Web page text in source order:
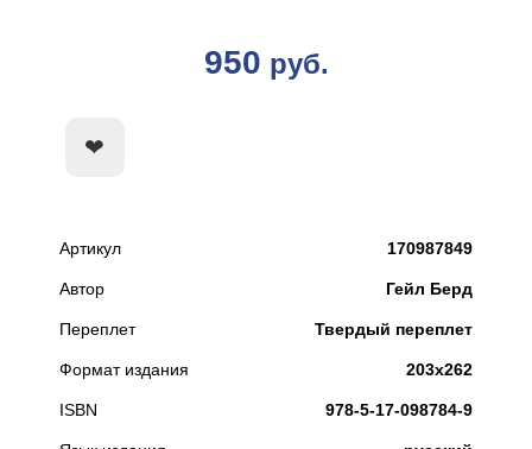
950 руб.
Артикул 170987849
Автор Гейл Берд
Переплет Твердый переплет
Формат издания 203х262
ISBN 978-5-17-098784-9